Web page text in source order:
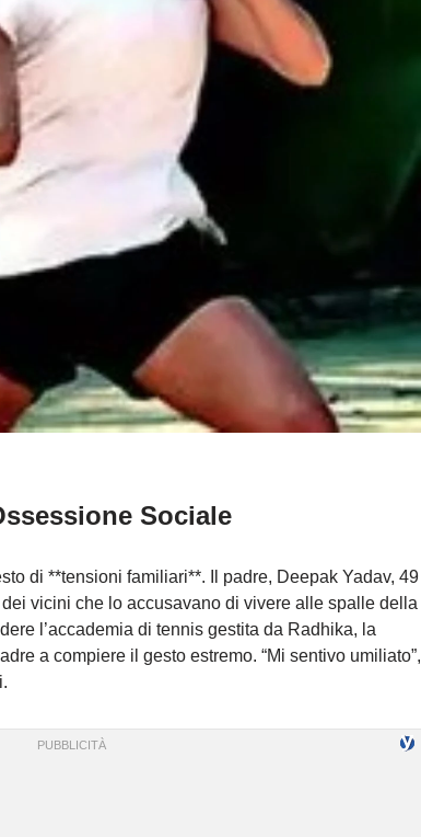
Sociale
di **tensioni familiari**. Il padre, Deepak Yadav, 49
vicini che lo accusavano di vivere alle spalle della
l’accademia di tennis gestita da Radhika, la
a compiere il gesto estremo. “Mi sentivo umiliato”,